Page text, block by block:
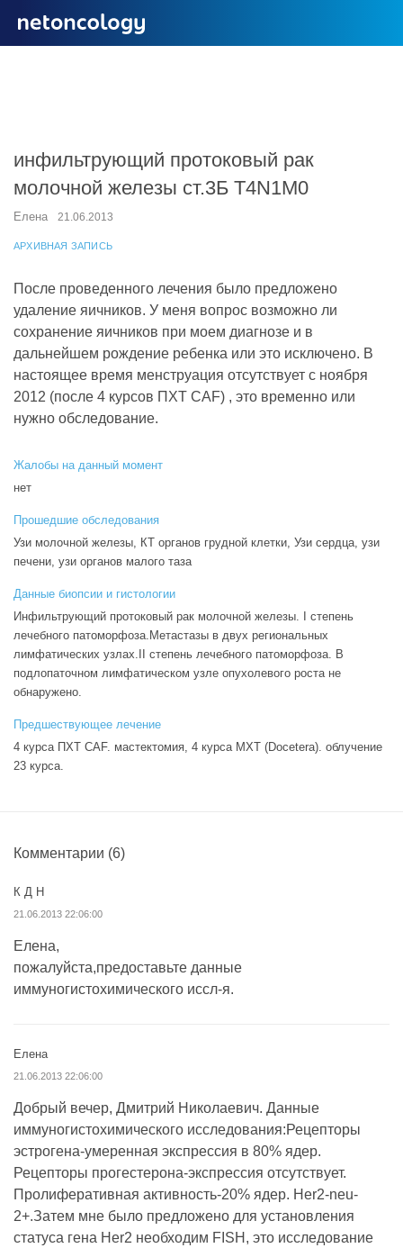
инфильтрующий протоковый рак
молочной железы ст.3Б Т4N1М0
Елена 21.06.2013
АРХИВНАЯ ЗАПИСЬ
После проведенного лечения было предложено
удаление яичников. У меня вопрос возможно ли
сохранение яичников при моем диагнозе и в
дальнейшем рождение ребенка или это исключено. В
настоящее время менструация отсутствует с ноября
2012 (после 4 курсов ПХТ CAF) , это временно или
нужно обследование.
Жалобы на данный момент
нет
Прошедшие обследования
Узи молочной железы, КТ органов грудной клетки, Узи сердца, узи
печени, узи органов малого таза
Данные биопсии и гистологии
Инфильтрующий протоковый рак молочной железы. I степень
лечебного патоморфоза.Метастазы в двух региональных
лимфатических узлах.II степень лечебного патоморфоза. В
подлопаточном лимфатическом узле опухолевого роста не
обнаружено.
Предшествующее лечение
4 курса ПХТ CAF. мастектомия, 4 курса МХТ (Docetera). облучение
23 курса.
Комментарии (6)
К Д Н
21.06.2013 22:06:00
Елена,
пожалуйста,предоставьте данные
иммуногистохимического иссл-я.
Елена
21.06.2013 22:06:00
Добрый вечер, Дмитрий Николаевич. Данные
иммуногистохимического исследования:Рецепторы
эстрогена-умеренная экспрессия в 80% ядер.
Рецепторы прогестерона-экспрессия отсутствует.
Пролиферативная активность-20% ядер. Her2-neu-
2+.Затем мне было предложено для установления
статуса гена Her2 необходим FISH, это исследование